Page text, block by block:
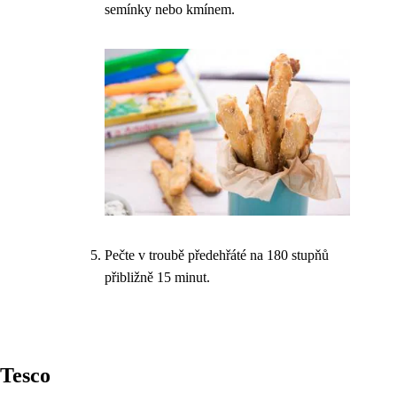
semínky nebo kmínem.
Pečte v troubě předehřáté na 180 stupňů
přibližně 15 minut.
Tesco